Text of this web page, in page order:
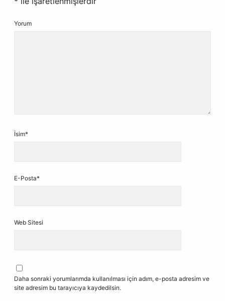
Yorum
İsim*
E-Posta*
Web Sitesi
Daha sonraki yorumlarımda kullanılması için adım, e-posta adresim ve
site adresim bu tarayıcıya kaydedilsin.